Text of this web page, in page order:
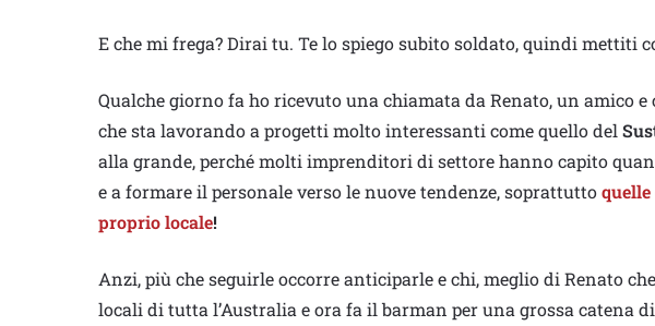
E che mi frega? Dirai tu. Te lo spiego subito soldato, quindi mettiti
Qualche giorno fa ho ricevuto una chiamata da Renato, un amico
che sta lavorando a progetti molto interessanti come quello del
alla grande, perché molti imprenditori di settore hanno capito
e a formare il personale verso le nuove tendenze, soprattutto
proprio locale!
Anzi, più che seguirle occorre anticiparle e chi, meglio di Renato
locali di tutta l’Australia e ora fa il barman per una grossa catena